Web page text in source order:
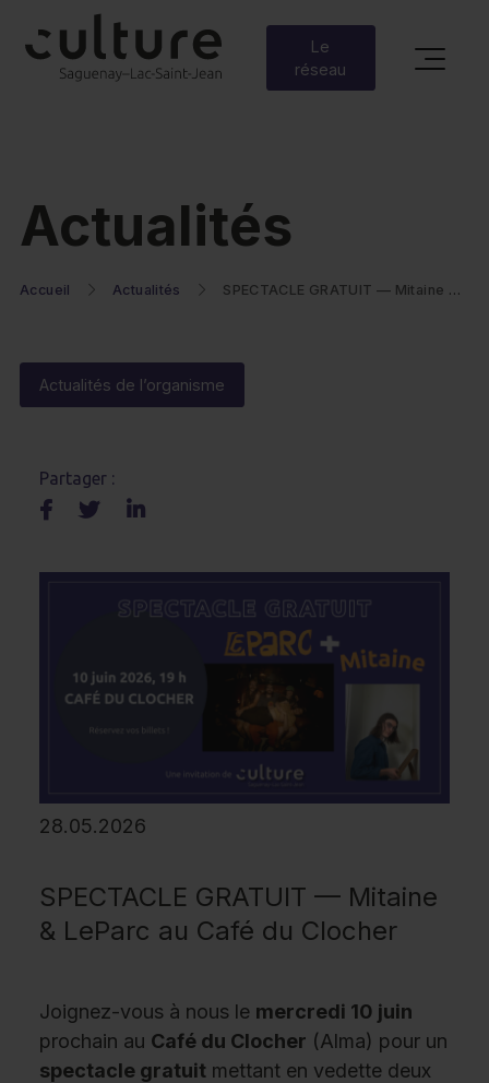
Le
réseau
Actualités
Accueil Actualités SPECTACLE GRATUIT — Mitaine & LeParc au Café du Clocher
Actualités de l’organisme
Partager :
28.05.2026
SPECTACLE GRATUIT — Mitaine
& LeParc au Café du Clocher
Joignez-vous à nous le mercredi 10 juin
prochain au Café du Clocher (Alma) pour un
spectacle gratuit mettant en vedette deux